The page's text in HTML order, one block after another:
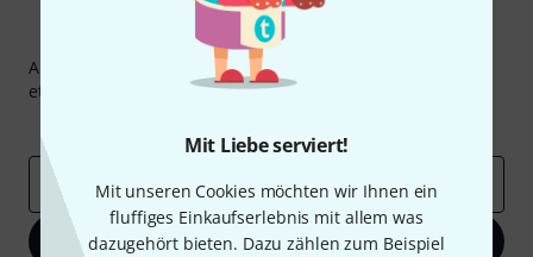
Mit Liebe serviert!
Mit unseren Cookies möchten wir Ihnen ein
fluffiges Einkaufserlebnis mit allem was
dazugehört bieten. Dazu zählen zum Beispiel
Thomann Newsletter
Abonniere den Thomann Newsletter und gewinne mit
etwas Glück einen von50 Gutscheinen
E-Mail-Adresse*
Jetzt anmelden